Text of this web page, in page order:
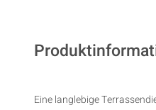
Eine langlebige